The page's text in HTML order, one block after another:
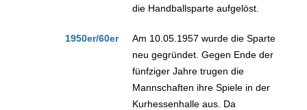
die Handballsparte aufgelöst.
1950er/60er
Am 10.05.1957 wurde die Sparte
neu gegründet. Gegen Ende der
fünfziger Jahre trugen die
Mannschaften ihre Spiele in der
Kurhessenhalle aus. Da